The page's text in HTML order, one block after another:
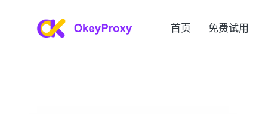
首页 免费试用